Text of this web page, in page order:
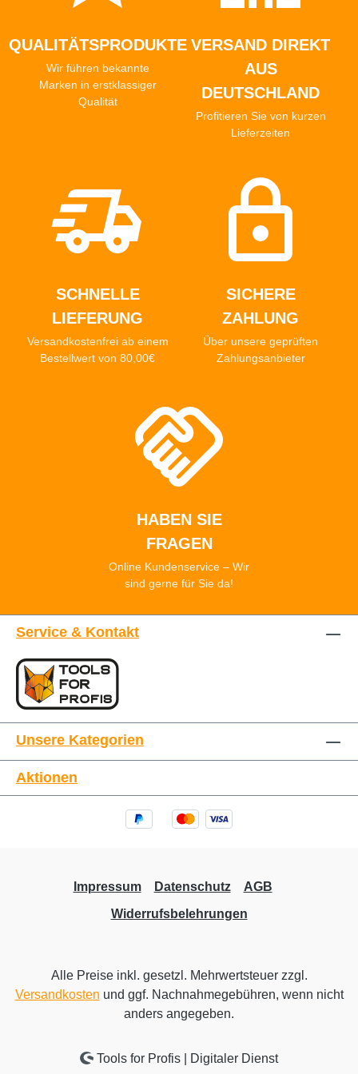
äußerst scharf! Nur für erfahrene Nutzer
Reichweite von Kindern aufbewahren!
QUALITÄTSPRODUKTE
Wir führen bekannte
Marken in erstklassiger
Qualität
VERSAND DIREKT
AUS
DEUTSCHLAND
Profitieren Sie von kurzen
Lieferzeiten
SCHNELLE
LIEFERUNG
Versandkostenfrei ab einem
Bestellwert von 80,00€
SICHERE
ZAHLUNG
Über unsere geprüften
Zahlungsanbieter
HABEN SIE
FRAGEN
Online Kundenservice – Wir
sind gerne für Sie da!
Service & Kontakt
Unsere Kategorien
Aktionen
Impressum Datenschutz
AGB
Widerrufsbelehrungen
Alle Preise inkl. gesetzl. Mehrwertsteuer zzgl.
Versandkosten und ggf. Nachnahmegebühren, wenn nicht
anders angegeben.
Tools for Profis | Digitaler Dienst